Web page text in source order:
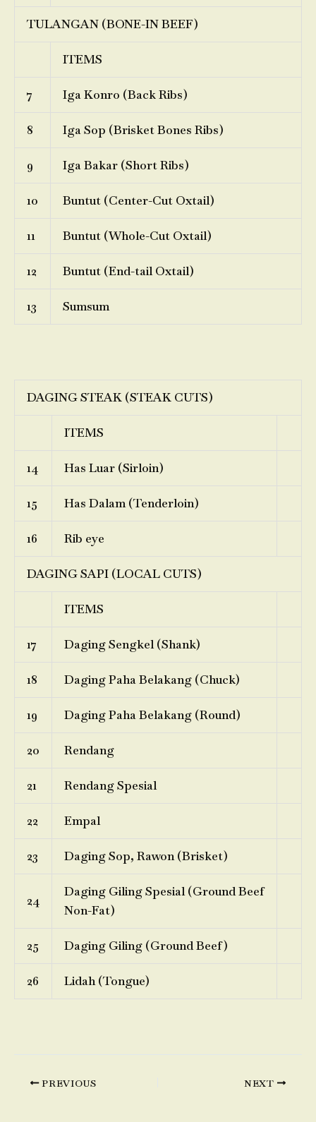
TULANGAN (BONE-IN BEEF)
ITEMS
7 Iga Konro (Back Ribs)
8 Iga Sop (Brisket Bones Ribs)
9 Iga Bakar (Short Ribs)
10 Buntut (Center-Cut Oxtail)
11 Buntut (Whole-Cut Oxtail)
12 Buntut (End-tail Oxtail)
13 Sumsum
DAGING STEAK (STEAK CUTS)
ITEMS
14 Has Luar (Sirloin)
15 Has Dalam (Tenderloin)
16 Rib eye
DAGING SAPI (LOCAL CUTS)
ITEMS
17 Daging Sengkel (Shank)
18 Daging Paha Belakang (Chuck)
19 Daging Paha Belakang (Round)
20 Rendang
21 Rendang Spesial
22 Empal
23 Daging Sop, Rawon (Brisket)
24
Daging Giling Spesial (Ground Beef
Non-Fat)
25 Daging Giling (Ground Beef)
26 Lidah (Tongue)
PREVIOUS NEXT